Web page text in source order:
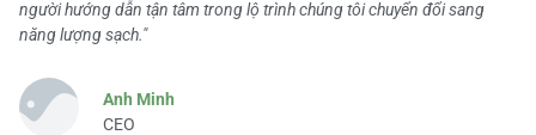
người hướng dẫn tận tâm trong lộ trình chúng tôi chuyển đổi sang
năng lượng sạch."
Anh Minh
CEO